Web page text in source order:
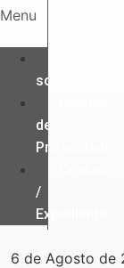
Ir
o
conteúdo
Menu
somos
de
Privacidade
/
Expediente
6 de Agosto de